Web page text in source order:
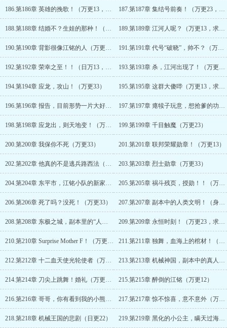
186.第186章 英雄的挽歌！（万更13，求点月票呀！） 187.第187章 集结号前奏！（万更23，求点月票呀）
188.第188章 结婚不？生娃的那种！（万更33，求点月票呀！） 189.第189章 江河人呢？（万更13，求点月票）
190.第190章 背影很像江铭的人（万更23，求点月票呀） 191.第191章 代号“破晓”，帅不？（万更33，求点月票呀）
192.第192章 荣幸之至！！（日万13，求点月票呀） 193.第193章 杀，江河出现了！（万更23）
194.第194章 应龙，攻山！（万更33） 195.第195章 这群大傻哔（万更13，求点月票呀）
196.第196章 报告，目前形势一片大好！！（万更23） 197.第197章 瘪犊子玩意，想抢爹的功劳？？（万更33）
198.第198章 应龙出，则天地变！（万更13） 199.第199章 千目触魔（万更23）
200.第200章 我保你不死（万更33） 201.第201章 联邦荣耀勋章！（万更13）
202.第202章 他真的不是逃兵路西法（万更23） 203.第203章 烈士勋章（万更33）
204.第204章 东平市，江铭小队的新家！（万更13） 205.第205章 祸斗残页，授勋！！（万更23）
206.第206章 死了吗？没死！（万更33） 207.第207章 副本中的人类文明！（身体不舒服只能日5，抱歉）
208.第208章 东极之城，副本里的“人类”（万更13，求点月票呀） 209.第209章 永恒时刻！（万更23，求点月票呀）
210.第210章 Surprise Mother F！（万更33） 211.第211章 独舞，血海上的棺材！（万更12，双倍月票！）
212.第212章 十二血天使光轮使者（万更22，双倍月票呀） 213.第213章 机械神国，副本中的真人？（万更12）
214.第214章 刀尖上跳舞！婚礼（万更22） 215.第215章 醉倒的江铭（万更12）
216.第216章 哥哥，你有看到我的小熊吗？（万更22） 217.第217章 惊不惊喜，意不意外（万更12）
218.第218章 机械王国的悲剧（日更22） 219.第219章 黑化的小公主，瞒天过海（万更12）